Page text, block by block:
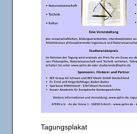
Tagungsplakat